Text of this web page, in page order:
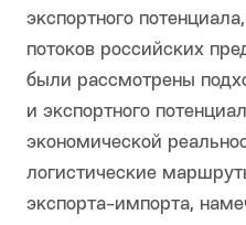
экспортного
потоков российских
были рассмотрены
и экспортного
экономической
логистические
экспорта-импорта,